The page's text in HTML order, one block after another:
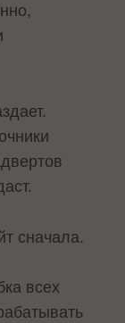
сначала.
всех